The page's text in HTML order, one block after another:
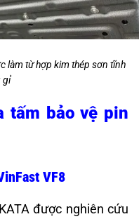
làm từ hợp kim thép sơn tĩnh
gỉ
tấm bảo vệ pin
VF8
được nghiên cứu